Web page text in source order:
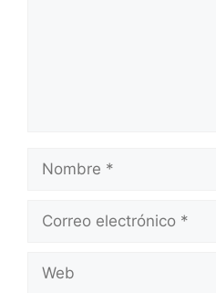
Nombre
Correo
Web